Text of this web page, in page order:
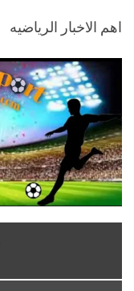
اهم الاخبار الرياضيه